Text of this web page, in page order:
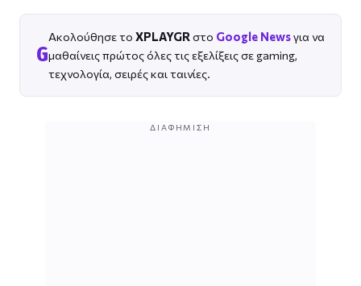
G
Ακολούθησε το XPLAYGR στο Google Newsγια να
μαθαίνεις πρώτος όλες τις εξελίξεις σε gaming,
τεχνολογία, σειρές και ταινίες.
ΔΙΑΦΉΜΙΣΗ